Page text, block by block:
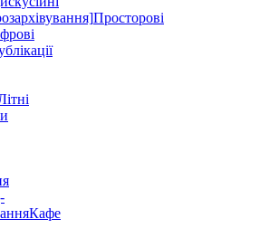
Просторові
Кафе